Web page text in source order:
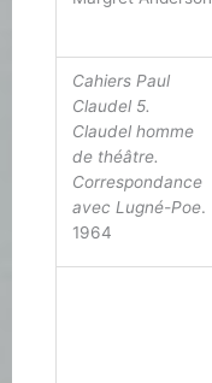
Cahiers Paul
Claudel 5.
Claudel homme
de théâtre.
Correspondance
avec Lugné-Poe.
1964